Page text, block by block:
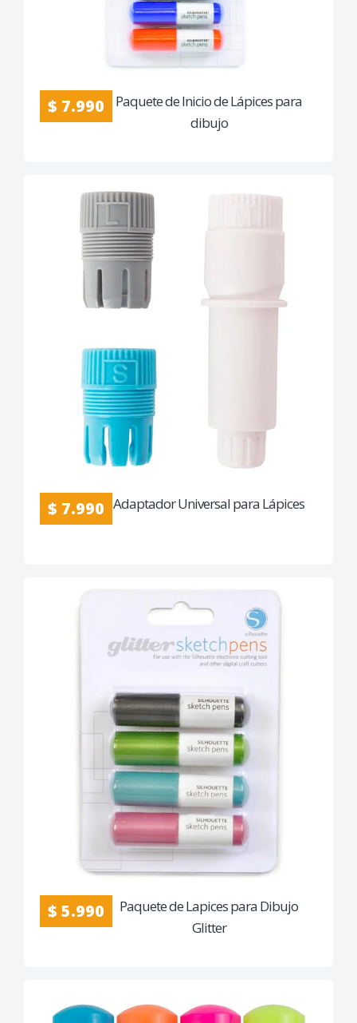
$ 7.990
Paquete de Inicio de Lápices para
dibujo
$ 7.990 Adaptador Universal para Lápices
$ 5.990
Paquete de Lapices para Dibujo
Glitter